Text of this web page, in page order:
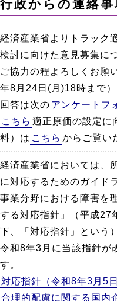
行政からの連絡事
経済産業省よりトラック
検討に向けた意見募集に
ご協力の程よろしくお願
年8月24日(月)18時まで）
回答は次の アンケートフ
こちら 適正原価の設定に
料）は こちら からご覧い
経済産業省においては、
に対応するためのガイド
事業分野における障害を
する対応指針」（平成27
下、「対応指針」という
令和8年3月に当該指針が
す。
対応指針（令和8年3月5日
合理的配慮に関する国内